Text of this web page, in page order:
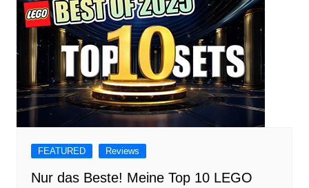
FEATURED Reviews
Nur das Beste! Meine Top 10 LEGO